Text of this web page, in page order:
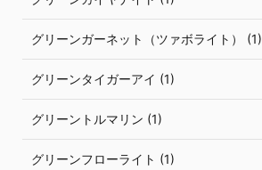
グリーンガーネット（ツァボライト） (1)
グリーンタイガーアイ (1)
グリーントルマリン (1)
グリーンフローライト (1)